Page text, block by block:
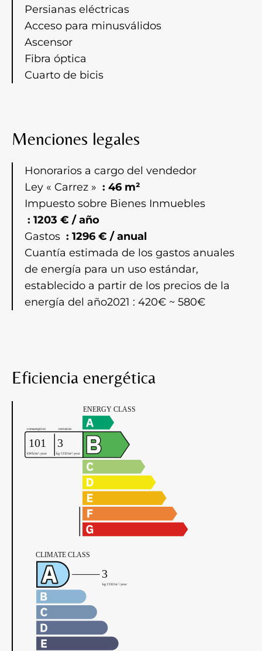
Persianas eléctricas
Acceso para minusválidos
Ascensor
Fibra óptica
Cuarto de bicis
Menciones legales
Honorarios a cargo del vendedor
Ley « Carrez »
46 m²
Impuesto sobre Bienes Inmuebles
1203 € / año
Gastos
1296 € / anual
Cuantía estimada de los gastos anuales
de energía para un uso estándar,
establecido a partir de los precios de la
energía del año2021 : 420€ ~ 580€
Eficiencia energética